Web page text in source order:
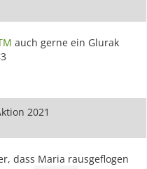
auch gerne ein Glurak
2021
dass Maria rausgeflogen